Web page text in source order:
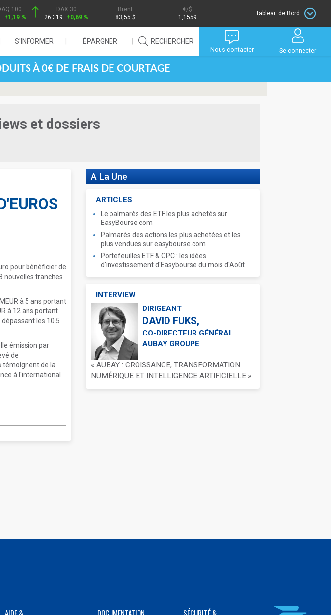
100
+1,19 %
DAX 30
26 319
+0,69 %
Brent
83,55 $
/$
1,1559
Tableau de Bord
S'INFORMER ÉPARGNER RECHERCHER
Nous contacter Se connecter
À 0€ DE FRAIS DE COURTAGE
et dossiers
pour bénéficier de
nouvelles tranches
à 5 ans portant
à 12 ans portant
les 10,5
émission par
de
témoignent de la
à l'international
A La Une
ARTICLES
Le palmarès des ETF les plus achetés sur
EasyBourse.com
Palmarès des actions les plus achetées et les
plus vendues sur easybourse.com
Portefeuilles ETF & OPC : les idées
d'investissement d'Easybourse du mois d'Août
INTERVIEW
DIRIGEANT
DAVID FUKS,
CO-DIRECTEUR GÉNÉRAL
AUBAY GROUPE
« AUBAY : CROISSANCE, TRANSFORMATION
NUMÉRIQUE ET INTELLIGENCE ARTIFICIELLE »
AIDE &
DOCUMENTATION
SÉCURITÉ &